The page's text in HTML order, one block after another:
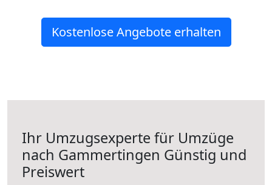
Kostenlose Angebote erhalten
Ihr Umzugsexperte für Umzüge
nach Gammertingen Günstig und
Preiswert